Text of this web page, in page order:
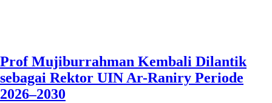
Prof Mujiburrahman Kembali Dilantik
sebagai Rektor UIN Ar-Raniry Periode
2026–2030